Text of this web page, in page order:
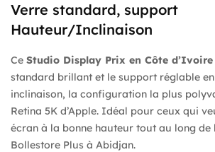
Verre standard, support
Hauteur/Inclinaison
Ce Studio Display Prix en Côte d’Ivoire
standard brillant et le support réglable
inclinaison, la configuration la plus
Retina 5K d’Apple. Idéal pour ceux qui
écran à la bonne hauteur tout au long de
Bollestore Plus à Abidjan.